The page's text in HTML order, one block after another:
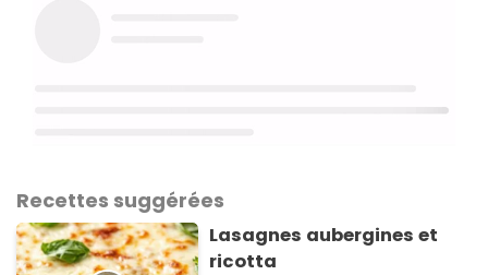
Recettes suggérées
Lasagnes aubergines et
ricotta